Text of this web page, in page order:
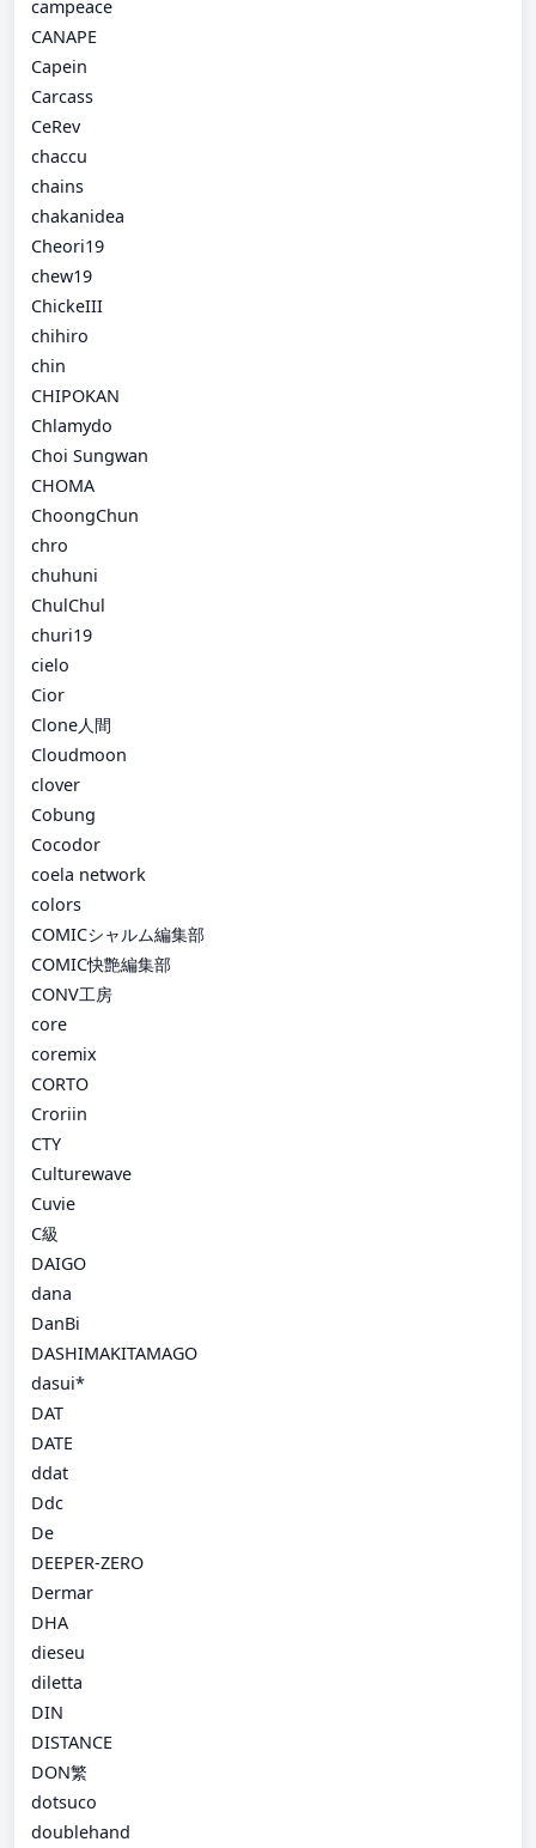
campeace
CANAPE
Capein
Carcass
CeRev
chaccu
chains
chakanidea
Cheori19
chew19
ChickeIII
chihiro
chin
CHIPOKAN
Chlamydo
Choi Sungwan
CHOMA
ChoongChun
chro
chuhuni
ChulChul
churi19
cielo
Cior
Clone人間
Cloudmoon
clover
Cobung
Cocodor
coela network
colors
COMICシャルム編集部
COMIC快艶編集部
CONV工房
core
coremix
CORTO
Croriin
CTY
Culturewave
Cuvie
C級
DAIGO
dana
DanBi
DASHIMAKITAMAGO
dasui*
DAT
DATE
ddat
Ddc
De
DEEPER-ZERO
Dermar
DHA
dieseu
diletta
DIN
DISTANCE
DON繁
dotsuco
doublehand